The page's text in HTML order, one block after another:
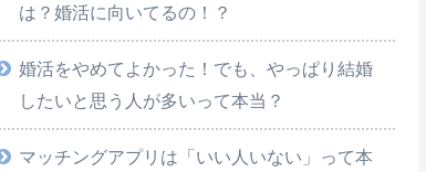
は？婚活に向いてるの！？
婚活をやめてよかった！でも、やっぱり結婚
したいと思う人が多いって本当？
マッチングアプリは「いい人いない」って本